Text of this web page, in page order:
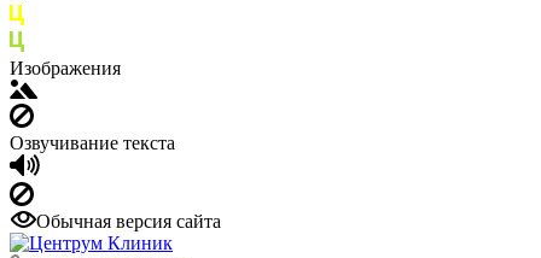
Изображения
Озвучивание текста
Обычная версия сайта